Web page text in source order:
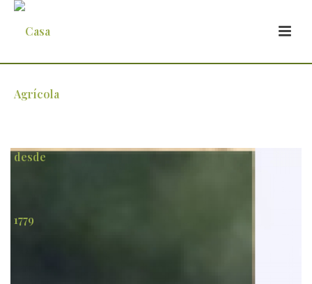
A gordura é fundamental na alimentação